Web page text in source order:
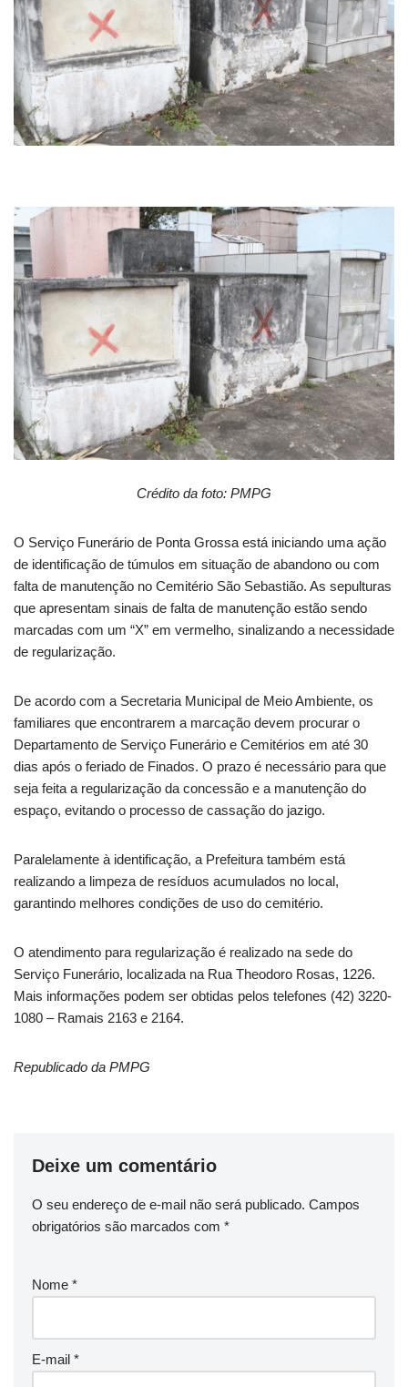
Crédito da foto: PMPG
O Serviço Funerário de Ponta Grossa está iniciando uma ação
de identificação de túmulos em situação de abandono ou com
falta de manutenção no Cemitério São Sebastião. As sepulturas
que apresentam sinais de falta de manutenção estão sendo
marcadas com um “X” em vermelho, sinalizando a necessidade
de regularização.
De acordo com a Secretaria Municipal de Meio Ambiente, os
familiares que encontrarem a marcação devem procurar o
Departamento de Serviço Funerário e Cemitérios em até 30
dias após o feriado de Finados. O prazo é necessário para que
seja feita a regularização da concessão e a manutenção do
espaço, evitando o processo de cassação do jazigo.
Paralelamente à identificação, a Prefeitura também está
realizando a limpeza de resíduos acumulados no local,
garantindo melhores condições de uso do cemitério.
O atendimento para regularização é realizado na sede do
Serviço Funerário, localizada na Rua Theodoro Rosas, 1226.
Mais informações podem ser obtidas pelos telefones (42) 3220-
1080 – Ramais 2163 e 2164.
Republicado da PMPG
Deixe um comentário
O seu endereço de e-mail não será publicado. Campos
obrigatórios são marcados com *
Nome *
E-mail *